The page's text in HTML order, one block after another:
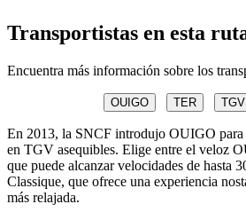
Transportistas en esta
Encuentra más información sobre los
OUIGO TER
En 2013, la SNCF introdujo OUIGO para
en TGV asequibles. Elige entre el veloz
que puede alcanzar velocidades de hasta
Classique, que ofrece una experiencia
más relajada.